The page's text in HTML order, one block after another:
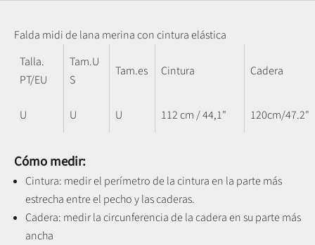
Falda midi de lana merina con cintura elástica
Talla.
PT/EU
Tam.U
S
Tam.es Cintura Cadera
U U U 112 cm / 44,1" 120cm/47.2"
Cómo medir:
Cintura: medir el perímetro de la cintura en la parte más
estrecha entre el pecho y las caderas.
Cadera: medir la circunferencia de la cadera en su parte más
ancha